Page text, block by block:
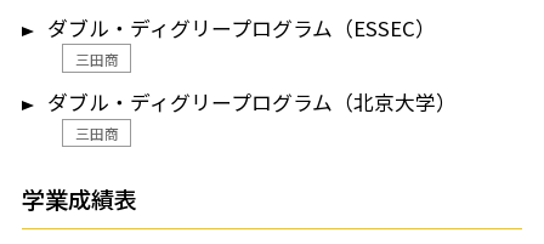
ダブル・ディグリープログラム（ESSEC）
三田商
ダブル・ディグリープログラム（北京大学）
三田商
学業成績表